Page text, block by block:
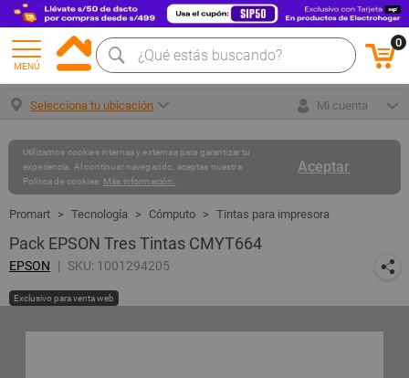
MENÚ
0
Selecciona tu ubicación Mi cuenta
Aceptar
Utilizamos cookies internas y externas para garantizar tu
experiencia. Al continuar navegando, aceptas nuestra
Política de cookies. Más información.
Tecnología Cómputo Tintas para impresora
Pack EPSON Tres Tintas CMYT664
EPSON SKU: 1001294205
Exclusivo para venta web